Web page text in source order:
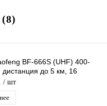
BF-666S (UHF) 400-
до 5 км, 16
фонарик
/ шт